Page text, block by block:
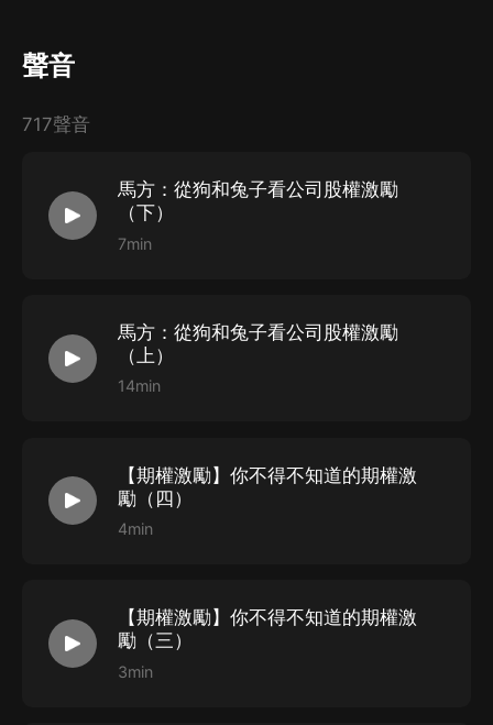
聲音
717聲音
馬方：從狗和兔子看公司股權激勵
（下）
7min
馬方：從狗和兔子看公司股權激勵
（上）
14min
【期權激勵】你不得不知道的期權激
勵（四）
4min
【期權激勵】你不得不知道的期權激
勵（三）
3min